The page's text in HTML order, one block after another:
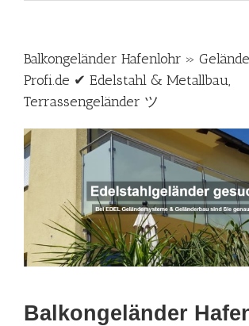
Balkongeländer Hafenlohr »
Profi.de ✔ Edelstahl & Metallbau,
Terrassengeländer ツ
Balkongeländer